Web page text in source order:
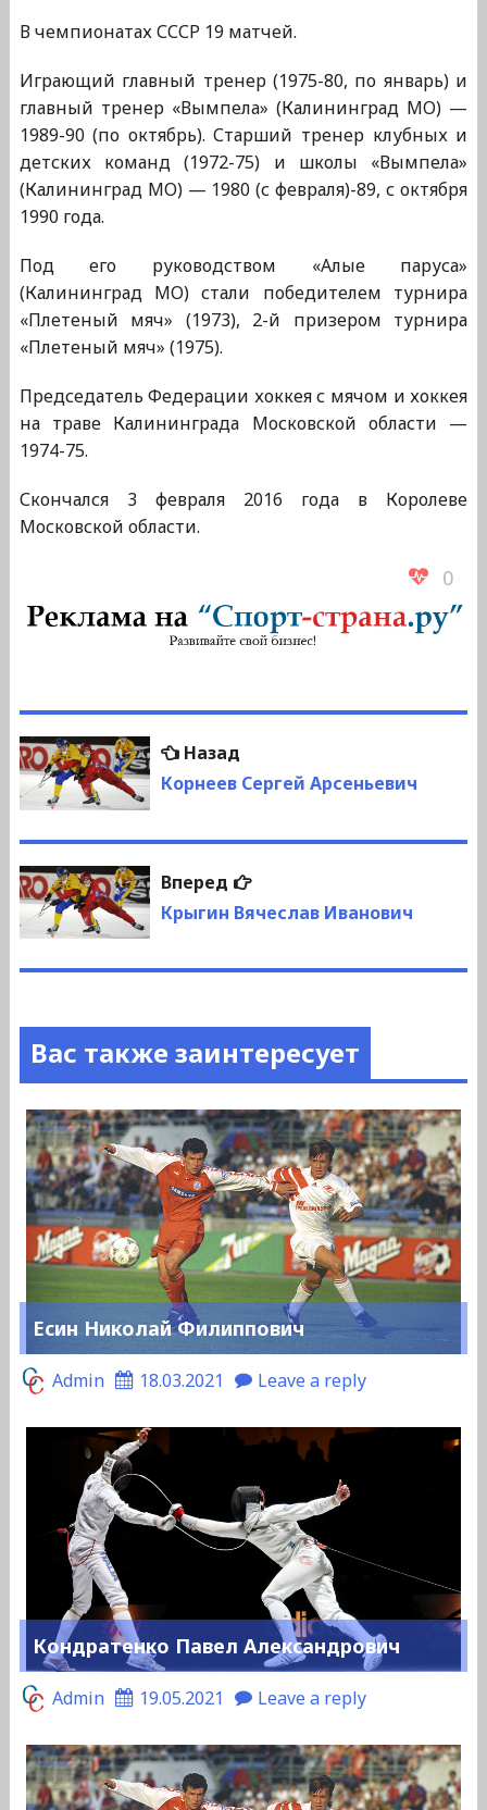
В чемпионатах СССР 19 матчей.
Играющий главный тренер (1975-80, по январь) и
главный тренер «Вымпела» (Калининград МО) —
1989-90 (по октябрь). Старший тренер клубных и
детских команд (1972-75) и школы «Вымпела»
(Калининград МО) — 1980 (с февраля)-89, с октября
1990 года.
Под его руководством «Алые паруса»
(Калининград МО) стали победителем турнира
«Плетеный мяч» (1973), 2-й призером турнира
«Плетеный мяч» (1975).
Председатель Федерации хоккея с мячом и хоккея
на траве Калининграда Московской области —
1974-75.
Скончался 3 февраля 2016 года в Королеве
Московской области.
0
Навигация
по
записям
НазадПредыдущая
запись:
Корнеев Сергей Арсеньевич
Вперед
Следующая
запись:
Крыгин Вячеслав Иванович
Вас также заинтересует
Есин Николай Филиппович
Admin 18.03.2021 Leave a reply
Кондратенко Павел Александрович
Admin 19.05.2021 Leave a reply